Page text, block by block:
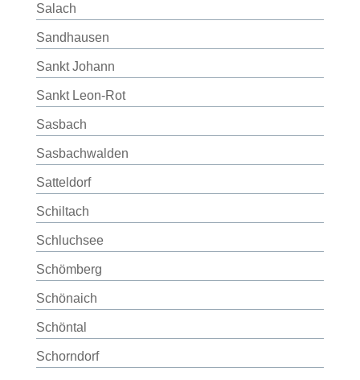
Salach
Sandhausen
Sankt Johann
Sankt Leon-Rot
Sasbach
Sasbachwalden
Satteldorf
Schiltach
Schluchsee
Schömberg
Schönaich
Schöntal
Schorndorf